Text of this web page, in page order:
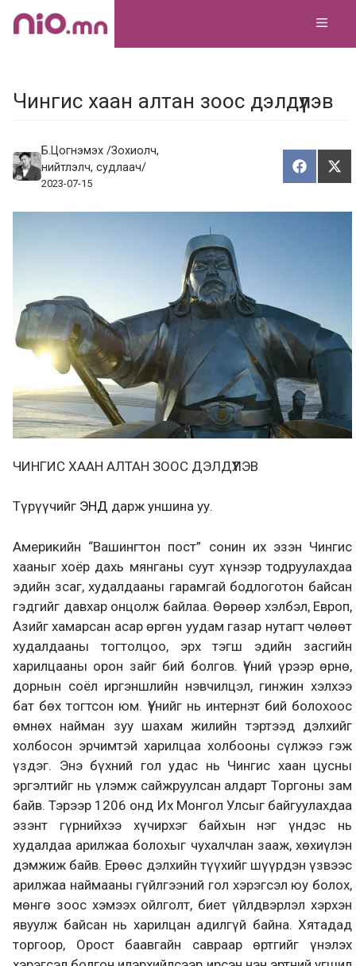
Skip
Чингис хаан алтан зоос дэлдүүлэв
Б.Цогнэмэх /Зохиолч,
нийтлэлч, судлаач/
2023-07-15
Х
у
а
Т
ү
э
ЧИНГИС ХААН АЛТАН ЗООС ДЭЛДҮҮЛЭВ
Түрүүчийг ЭНД дарж уншина уу.
Америкийн “Вашингтон пост” сонин их эзэн Чингис
хааныг хоёр дахь мянганы суут хүнээр тодруулахдаа
эдийн зсаг, худалдааны гарамгай бодлоготон байсан
гэдгийг давхар онцолж байлаа. Өөрөөр хэлбэл, Европ,
Азийг хамарсан асар өргөн уудам газар нутагт чөлөөт
худалдааны тогтолцоо, эрх тэгш эдийн засгийн
харилцааны орон зайг бий болгов. Үүний үрээр өрнө,
дорнын соёл иргэншлийн нэвчилцэл, гинжин хэлхээ
бат бөх тогтсон юм. Үүнийг нь интернэт бий болохоос
өмнөх найман зуу шахам жилийн тэртээд дэлхийг
холбосон эрчимтэй харилцаа холбооны сүлжээ гэж
үздэг. Энэ бүхний гол удас нь Чингис хаан цусны
эргэлтийг нь үлэмж сайжруулсан алдарт Торгоны зам
байв. Тэрээр 1206 онд Их Монгол Улсыг байгуулахдаа
эзэнт гүрнийхээ хүчирхэг байхын нэг үндэс нь
худалдаа арилжаа болохыг чухалчлан зааж, хөхиүлэн
дэмжиж байв. Ерөөс дэлхийн түүхийг шүүрдэн үзвээс
арилжаа наймааны гүйлгээний гол хэрэгсэл юу болох,
мөнгө зоос хэмээх ойлголт, биет үйлдвэрлэл хэрхэн
явуулж байсан нь харилцан адилгүй байна. Хятадад
торгоор, Орост баавгайн савраар өртгийг үнэлэх